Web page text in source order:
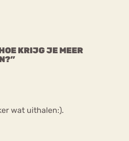
KRIJG JE MEER
wat uithalen:).